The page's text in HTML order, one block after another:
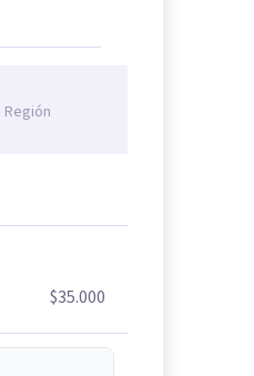
Región
$35.000